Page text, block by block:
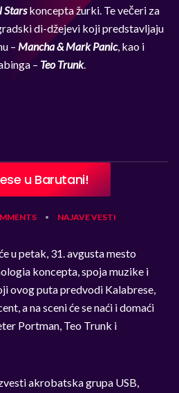
Starskoncepta žurki. Te večeri za
di-džejevi koji predstavljaju
– Mancha & Mark Panic, kao i
– Teo Trunk.
u Barutani!
• NAJAVEVESTI
u petak, 31. avgusta mesto
koncepta, spoja muzike i
ovog puta predvodi Kalabrese,
a na sceni će se naći i domaći
Portman, Teo Trunk i
akrobatska grupa USB,